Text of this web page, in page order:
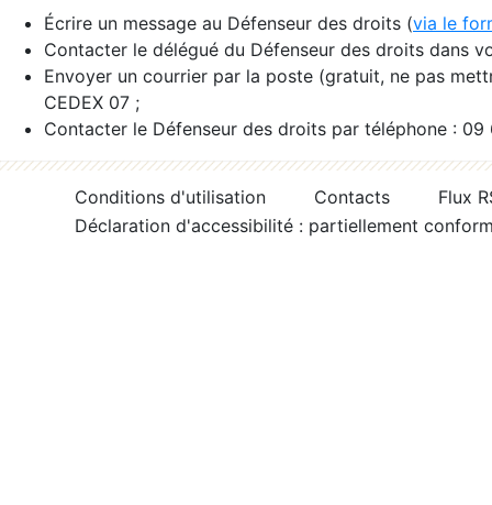
Écrire un message au Défenseur des droits (via le
Contacter le délégué du Défenseur des droits dans
Envoyer un courrier par la poste (gratuit, ne pas
CEDEX 07 ;
Contacter le Défenseur des droits par téléphone :
Conditions d'utilisation Contacts
Flux
Déclaration d'accessibilité : partiellement